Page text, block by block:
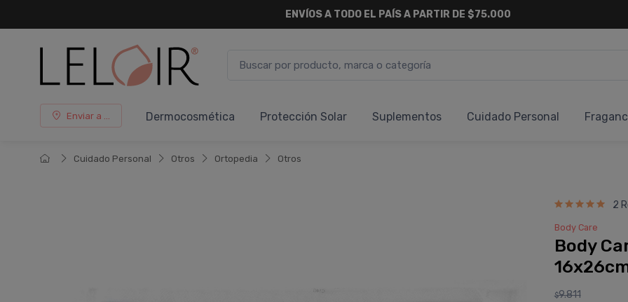
Enviar a ... Dermocosmética Protección Solar Suplementos Cuidado Personal
Cuidado Personal Otros Ortopedia Otros
2
Body Care
Body
$9.811